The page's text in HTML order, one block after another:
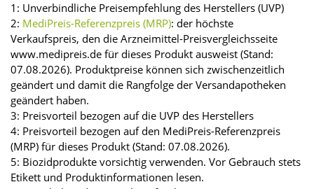
1: Unverbindliche Preisempfehlung des Herstellers (UVP)
2: MediPreis-Referenzpreis (MRP): der höchste
Verkaufspreis, den die Arzneimittel-Preisvergleichsseite
www.medipreis.de für dieses Produkt ausweist (Stand:
07.08.2026). Produktpreise können sich zwischenzeitlich
geändert und damit die Rangfolge der Versandapotheken
geändert haben.
3: Preisvorteil bezogen auf die UVP des Herstellers
4: Preisvorteil bezogen auf den MediPreis-Referenzpreis
(MRP) für dieses Produkt (Stand: 07.08.2026).
5: Biozidprodukte vorsichtig verwenden. Vor Gebrauch stets
Etikett und Produktinformationen lesen.